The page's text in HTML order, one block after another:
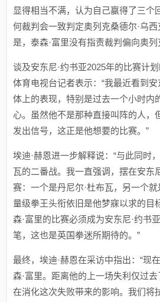
显得相当不满，认为自己赢得了三个
何裁判会一致判定奥列克桑德尔·乌
是，泰森·富里没有指责裁判偏向奥列
谈及安东尼·约书亚2025年的比赛计
体育电视台记者表示：“我最近看到
体上的表现，特别是过去一个小时内
心。虽然他不是那种直接叫阵的人，
发出信号，这正是他想要的比赛。”
埃迪·赫恩进一步解释说：“与此同时
瓦的二番战。我一直强调，摆在安东
赛：一个是丹尼尔·杜布瓦，另一个
量级拳王头衔依旧是他梦寐以求的目
森·富里的比赛必须成为安东尼·约书
笔，这也是英国拳迷所期待的。”
最终，埃迪·赫恩在采访中指出：“现
森·富里。距离他的上一场失利仅过
在消化这次失败带来的影响。我们将